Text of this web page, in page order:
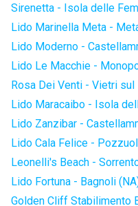
Sirenetta - Isola delle
Lido Marinella Meta -
Lido Moderno -
Lido Le Macchie -
Rosa Dei Venti - Vietri sul
Lido Maracaibo - Isola
Lido Zanzibar -
Lido Cala Felice -
Leonelli's Beach -
Lido Fortuna - Bagnoli
Golden Cliff Stabilimento